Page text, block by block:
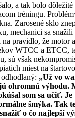
a tak bolo dôležité
tréningu.
Zarosené sklo
mechanici sa snažili
na pravidlo, že motor
WTCC a ETCC,
sú však
miest na
„Už vo
ohromnú výhodu.
som sa učiť.
šmýka. Tak
o čo najlepší